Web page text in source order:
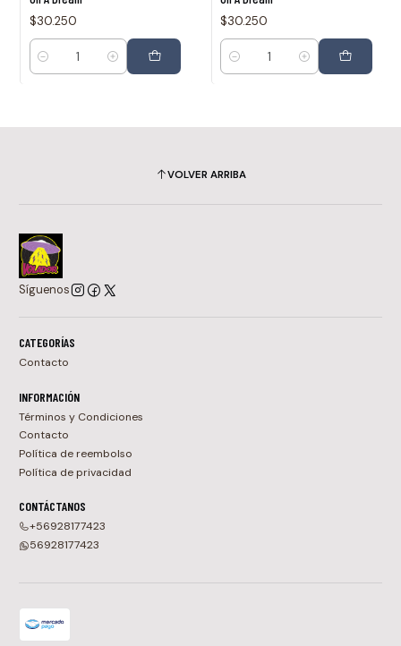
$30.250
Cantidad
$30.250
Cantidad
VOLVER ARRIBA
Síguenos
CATEGORÍAS
Contacto
INFORMACIÓN
Términos y Condiciones
Contacto
Política de reembolso
Política de privacidad
CONTÁCTANOS
+56928177423
56928177423